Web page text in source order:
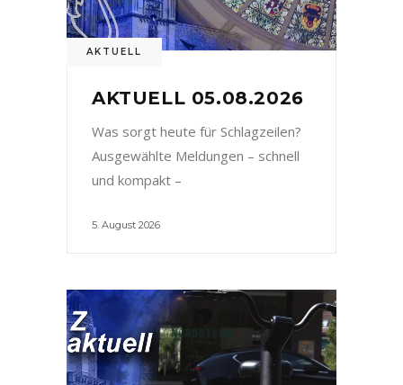
AKTUELL
AKTUELL 05.08.2026
Was sorgt heute für Schlagzeilen?
Ausgewählte Meldungen – schnell
und kompakt –
5. August 2026